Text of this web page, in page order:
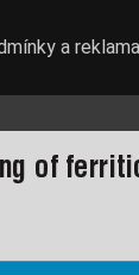
of
a